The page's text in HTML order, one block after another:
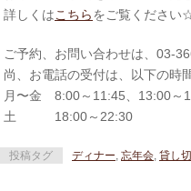
詳しくはこちらをご覧ください
ご予約、お問い合わせは、03-
尚、お電話の受付は、以下の時
月〜金 8:00～11:45、13:00～
土 18:00～22:30
投稿タグ ディナー, 忘年会, 貸し